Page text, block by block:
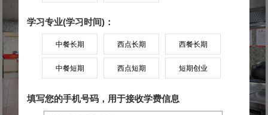
学习专业(学习时间)：
中餐长期 西点长期 西餐长期
中餐短期 西点短期 短期创业
填写您的手机号码，用于接收学费信息